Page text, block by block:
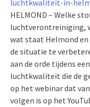
luchtkwaliteit-in-
HELMOND – Welke
luchtverontreiniging,
wat staat Helmond en
de situatie te
aan de orde tijdens
luchtkwaliteit die de
op het webinar dat
volgen is op het